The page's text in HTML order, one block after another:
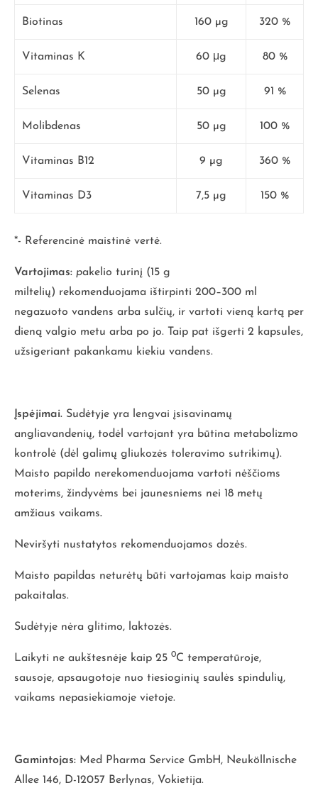
Biotinas 160 µg 320 %
Vitaminas K 60 μg 80 %
Selenas 50 µg 91 %
Molibdenas 50 µg 100 %
Vitaminas B12 9 µg 360 %
Vitaminas D3 7,5 µg 150 %
*- Referencinė maistinė vertė.
Vartojimas: pakelio turinį (15 g
miltelių) rekomenduojama ištirpinti 200–300 ml
negazuoto vandens arba sulčių, ir vartoti vieną kartą per
dieną valgio metu arba po jo. Taip pat išgerti 2 kapsules,
užsigeriant pakankamu kiekiu vandens.
Įspėjimai. Sudėtyje yra lengvai įsisavinamų
angliavandenių, todėl vartojant yra būtina metabolizmo
kontrolė (dėl galimų gliukozės toleravimo sutrikimų).
Maisto papildo nerekomenduojama vartoti nėščioms
moterims, žindyvėms bei jaunesniems nei 18 metų
amžiaus vaikams.
Neviršyti nustatytos rekomenduojamos dozės.
Maisto papildas neturėtų būti vartojamas kaip maisto
pakaitalas.
Sudėtyje nėra glitimo, laktozės.
Laikyti ne aukštesnėje kaip 25 0C temperatūroje,
sausoje, apsaugotoje nuo tiesioginių saulės spindulių,
vaikams nepasiekiamoje vietoje.
Gamintojas: Med Pharma Service GmbH, Neuköllnische
Allee 146, D-12057 Berlynas, Vokietija.